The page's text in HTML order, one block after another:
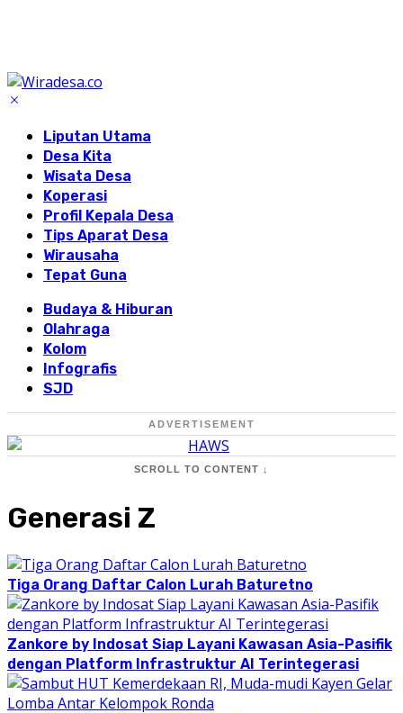
Liputan Utama
Desa Kita
Wisata Desa
Koperasi
Profil Kepala Desa
Tips Aparat Desa
Wirausaha
Tepat Guna
Budaya & Hiburan
Olahraga
Kolom
Infografis
SJD
ADVERTISEMENT
SCROLL TO CONTENT ↓
Generasi Z
Tiga Orang Daftar Calon Lurah Baturetno
Zankore by Indosat Siap Layani Kawasan Asia-Pasifik
dengan Platform Infrastruktur AI Terintegerasi